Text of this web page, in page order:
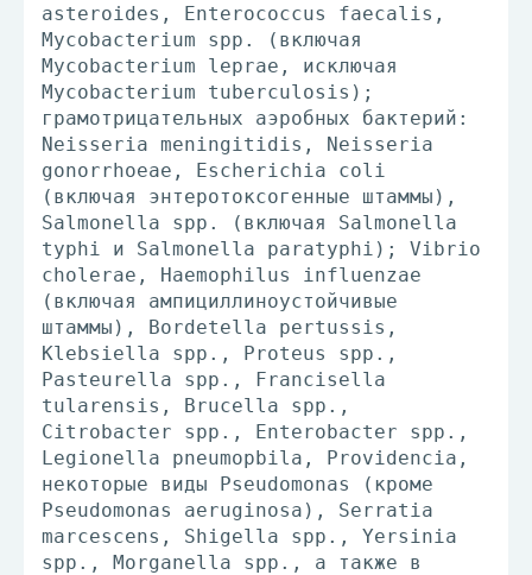
asteroides, Enterococcus faecalis,
Mycobacterium spp. (включая
Mycobacterium leprae, исключая
Mycobacterium tuberculosis);
грамотрицательных аэробных бактерий:
Neisseria meningitidis, Neisseria
gonorrhoeae, Escherichia coli
(включая энтеротоксогенные штаммы),
Salmonella spp. (включая Salmonella
typhi и Salmonella paratyphi); Vibrio
cholerae, Haemophilus influenzae
(включая ампициллиноустойчивые
штаммы), Bordetella pertussis,
Klebsiella spp., Proteus spp.,
Pasteurella spp., Francisella
tularensis, Brucella spp.,
Citrobacter spp., Enterobacter spp.,
Legionella pneumopbila, Providencia,
некоторые виды Pseudomonas (кроме
Pseudomonas aeruginosa), Serratia
marcescens, Shigella spp., Yersinia
spp., Morganella spp., а также в